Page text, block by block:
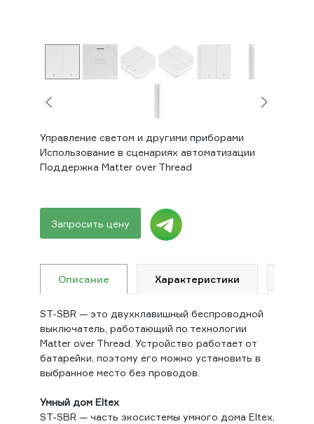
Управление светом и другими приборами
Использование в сценариях автоматизации
Поддержка Matter over Thread
Запросить цену
Описание Характеристики
ST-SBR — это двухклавишный беспроводной
выключатель, работающий по технологии
Matter over Thread. Устройство работает от
батарейки, поэтому его можно установить в
выбранное место без проводов.
Умный дом Eltex
ST-SBR — часть экосистемы умного дома Eltex,